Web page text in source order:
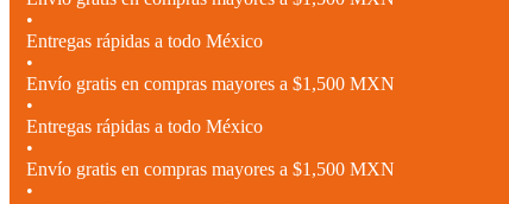
•
Entregas rápidas a todo México
•
Envío gratis en compras mayores a $1,500 MXN
•
Entregas rápidas a todo México
•
Envío gratis en compras mayores a $1,500 MXN
•